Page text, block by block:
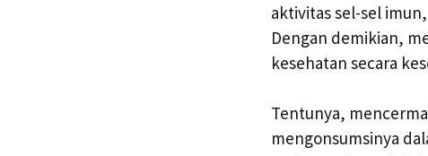
aktivitas sel-sel
Dengan demikian,
kesehatan secara
Tentunya,
mengonsumsinya